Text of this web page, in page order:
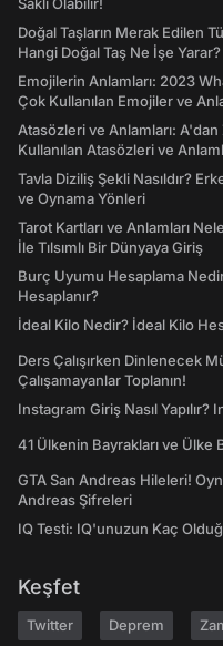
Doğal Taşların Merak Edilen
Hangi Doğal Taş Ne İşe Yarar?
Emojilerin Anlamları: 2023
Çok Kullanılan Emojiler ve
Atasözleri ve Anlamları:
Kullanılan Atasözleri ve
Tavla Diziliş Şekli Nasıldır?
ve Oynama Yönleri
Tarot Kartları ve Anlamları
İle Tılsımlı Bir Dünyaya Giriş
Burç Uyumu Hesaplama
Hesaplanır?
İdeal Kilo Nedir? İdeal Kilo
Ders Çalışırken Dinlenecek
Çalışamayanlar Toplanın!
Instagram Giriş Nasıl
41 Ülkenin Bayrakları ve Ülke
GTA San Andreas Hileleri!
Andreas Şifreleri
IQ Testi: IQ'unuzun Kaç
Keşfet
Twitter Deprem